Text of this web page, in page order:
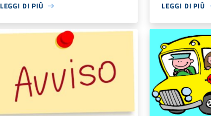
LEGGI DI PIÙ LEGGI DI PIÙ